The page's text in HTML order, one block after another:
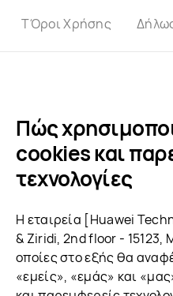
TΌροι Χρήσης
Πώς
cookies και
τεχνολογίες
Η εταιρεία [Huawei
& Ziridi, 2nd floor - 15123,
οποίες στο εξής θα
«εμείς», «εμάς» και